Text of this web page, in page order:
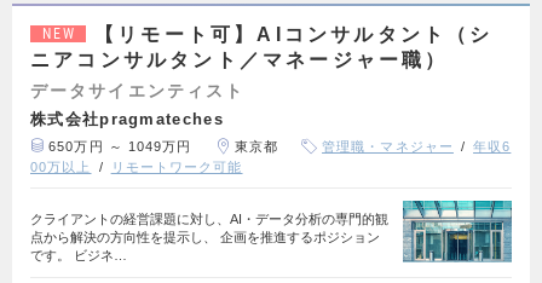
NEW
【リモート可】AIコンサルタント（シ
ニアコンサルタント／マネージャー職）
データサイエンティスト
株式会社pragmateches
650万円 ～ 1049万円 東京都 管理職・マネジャー
年収6
00万以上
リモートワーク可能
クライアントの経営課題に対し、AI・データ分析の専門的観
点から解決の方向性を提示し、 企画を推進するポジション
です。 ビジネ…